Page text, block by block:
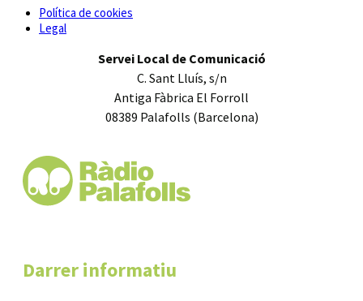
Política de cookies
Legal
Servei Local de Comunicació
C. Sant Lluís, s/n
Antiga Fàbrica El Forroll
08389 Palafolls (Barcelona)
Darrer informatiu